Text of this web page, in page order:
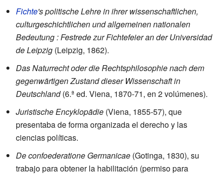
Fichte's politische Lehre in ihrer wissenschaftlichen,
culturgeschichtlichen und allgemeinen nationalen
Bedeutung : Festrede zur Fichtefeier an der Universidad
de Leipzig (Leipzig, 1862).
Das Naturrecht oder die Rechtsphilosophie nach dem
gegenwärtigen Zustand dieser Wissenschaft in
Deutschland(6.ª ed. Viena, 1870-71, en 2 volúmenes).
Juristische Encyklopädie (Viena, 1855-57), que
presentaba de forma organizada el derecho y las
ciencias políticas.
De confoederatione Germanicae (Gotinga, 1830), su
trabajo para obtener la habilitación (permiso para